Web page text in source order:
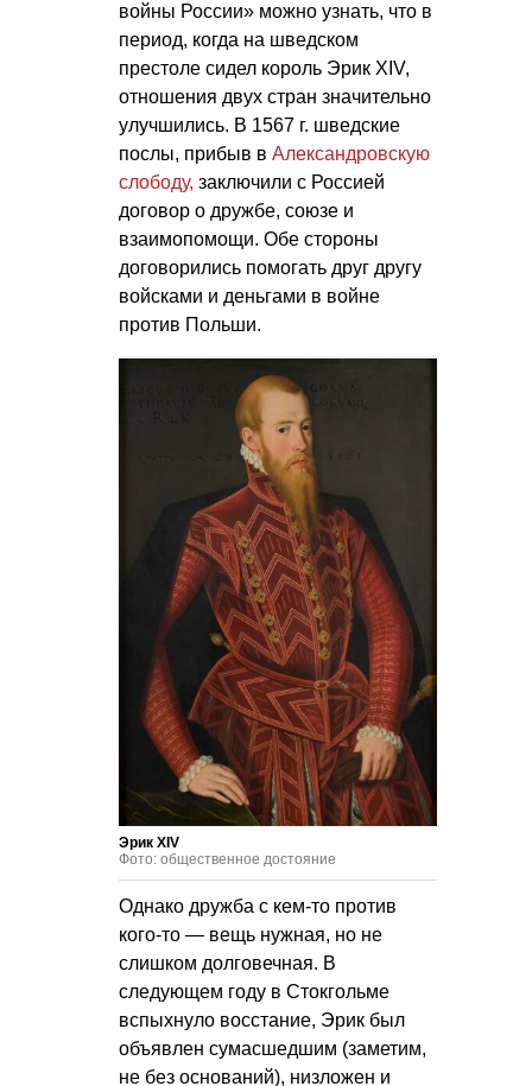
войны России» можно узнать, что в
период, когда на шведском
престоле сидел король Эрик XIV,
отношения двух стран значительно
улучшились. В 1567 г. шведские
послы, прибыв в Александровскую
слободу, заключили с Россией
договор о дружбе, союзе и
взаимопомощи. Обе стороны
договорились помогать друг другу
войсками и деньгами в войне
против Польши.
Эрик XIV
Фото: общественное достояние
Однако дружба с кем-то против
кого-то — вещь нужная, но не
слишком долговечная. В
следующем году в Стокгольме
вспыхнуло восстание, Эрик был
объявлен сумасшедшим (заметим,
не без оснований), низложен и